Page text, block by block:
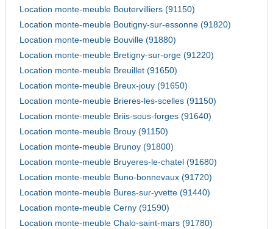
Location monte-meuble Boutervilliers (91150)
Location monte-meuble Boutigny-sur-essonne (91820)
Location monte-meuble Bouville (91880)
Location monte-meuble Bretigny-sur-orge (91220)
Location monte-meuble Breuillet (91650)
Location monte-meuble Breux-jouy (91650)
Location monte-meuble Brieres-les-scelles (91150)
Location monte-meuble Briis-sous-forges (91640)
Location monte-meuble Brouy (91150)
Location monte-meuble Brunoy (91800)
Location monte-meuble Bruyeres-le-chatel (91680)
Location monte-meuble Buno-bonnevaux (91720)
Location monte-meuble Bures-sur-yvette (91440)
Location monte-meuble Cerny (91590)
Location monte-meuble Chalo-saint-mars (91780)